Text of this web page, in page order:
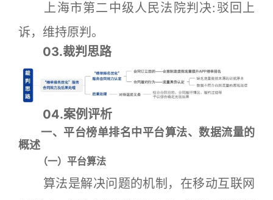
上海市第二中级人民法院判决:驳回上
诉，维持原判。
03.裁判思路
04.案例评析
一、平台榜单排名中平台算法、数据流量的
概述
（一）平台算法
算法是解决问题的机制，在移动互联网